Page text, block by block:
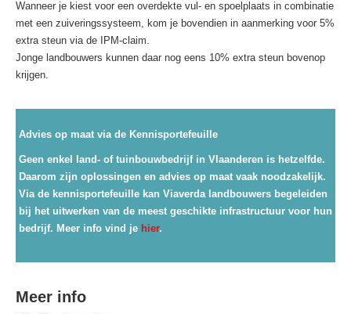
Wanneer je kiest voor een overdekte vul- en spoelplaats in combinatie
met een zuiveringssysteem, kom je bovendien in aanmerking voor 5%
extra steun via de IPM-claim.
Jonge landbouwers kunnen daar nog eens 10% extra steun bovenop
krijgen.
Advies op maat via de Kennisportefeuille
Geen enkel land- of tuinbouwbedrijf in Vlaanderen is hetzelfde.
Daarom zijn oplossingen en advies op maat vaak noodzakelijk.
Via de kennisportefeuille kan Viaverda landbouwers begeleiden
bij het uitwerken van de meest geschikte infrastructuur voor hun
bedrijf. Meer info vind je hier.
Meer info